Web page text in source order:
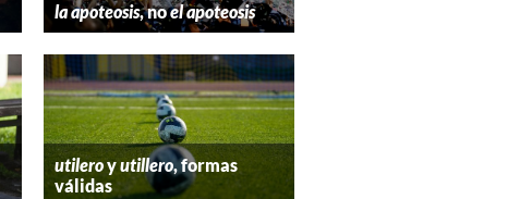
la apoteosis, noel apoteosis
utileroyutillero, formas
válidas